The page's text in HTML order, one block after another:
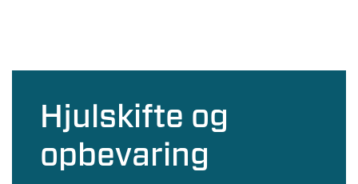
Hjulskifte og
opbevaring